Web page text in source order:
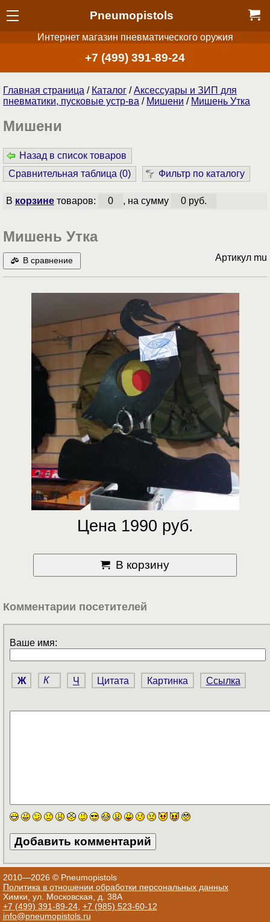
Pneumopistols
Интернет магазин пневматического оружия
+7 (499) 391-89-24
Главная страница / Каталог /Аксессуары и ЗИП для
пневматики, пусковые устр-ва / Мишени / Мишень Утка
Мишени
Назад в список товаров
Сравнительная таблица (0) Фильтр по каталогу
В корзинетоваров: 0 , на сумму 0 руб.
Мишень Утка
В сравнение Артикул mu
Цена 1990 руб.
В корзину
Комментарии посетителей
Ваше имя:
Ж К Ч Цитата Картинка Ссылка
2010—2026 © Pneumopistols
Политика в отношении обработки персональных данных
Химки, ул. Московская, д. 38А
+7 (499) 391-89-24, +7 (985) 523-60-12
info@pneumopistols.ru